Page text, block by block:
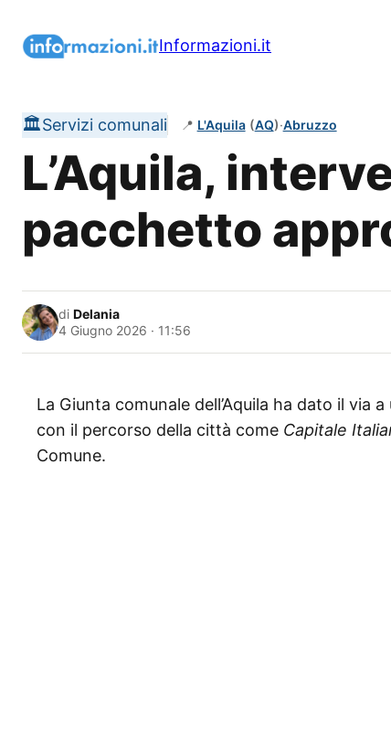
Informazioni.it
🏛️Servizi comunali 📍 L'Aquila (AQ)·Abruzzo
L’Aquila,
pacchetto
di Delania
4 Giugno 2026 · 11:56
La Giunta comunale dell’Aquila ha dato il via
con il percorso della città come Capitale
Comune.